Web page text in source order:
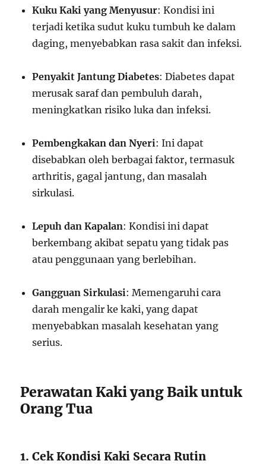
Kuku Kaki yang Menyusur: Kondisi ini
terjadi ketika sudut kuku tumbuh ke dalam
daging, menyebabkan rasa sakit dan infeksi.
Penyakit Jantung Diabetes: Diabetes dapat
merusak saraf dan pembuluh darah,
meningkatkan risiko luka dan infeksi.
Pembengkakan dan Nyeri: Ini dapat
disebabkan oleh berbagai faktor, termasuk
arthritis, gagal jantung, dan masalah
sirkulasi.
Lepuh dan Kapalan: Kondisi ini dapat
berkembang akibat sepatu yang tidak pas
atau penggunaan yang berlebihan.
Gangguan Sirkulasi: Memengaruhi cara
darah mengalir ke kaki, yang dapat
menyebabkan masalah kesehatan yang
serius.
Perawatan Kaki yang Baik untuk
Orang Tua
1. Cek Kondisi Kaki Secara Rutin